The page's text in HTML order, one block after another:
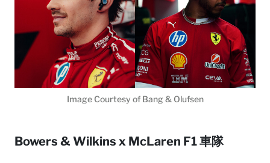
Image Courtesy of Bang & Olufsen
Bowers & Wilkins x McLaren F1 車隊